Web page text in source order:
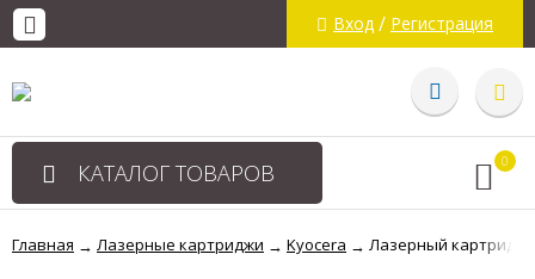
Вход / Регистрация
КАТАЛОГ ТОВАРОВ 0
Главная → Лазерные картриджи → Kyocera → Лазерный картридж